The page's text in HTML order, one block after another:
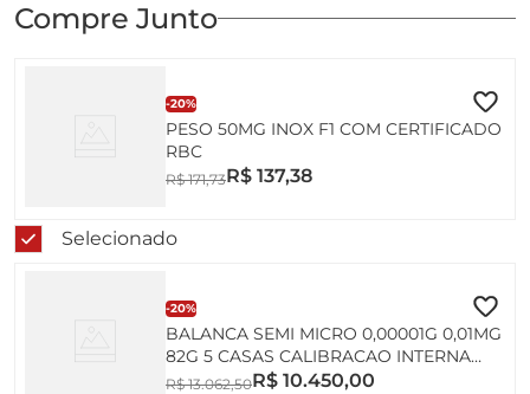
Compre Junto
-20%
PESO 50MG INOX F1 COM CERTIFICADO
RBC
R$ 171,73R$ 137,38
Selecionado
-20%
BALANCA SEMI MICRO 0,00001G 0,01MG
82G 5 CASAS CALIBRACAO INTERNA
AUTOMATICA AUW220D SHIMADZU
R$ 13.062,50R$ 10.450,00